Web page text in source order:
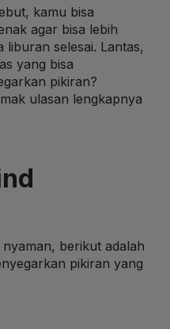
kamu bisa
agar bisa lebih
liburan selesai. Lantas,
yang bisa
pikiran?
ulasan lengkapnya
berikut adalah
pikiran yang